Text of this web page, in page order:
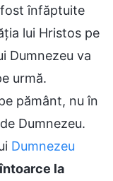
înfăptuite
lui Hristos pe
Dumnezeu va
urmă.
pământ, nu în
Dumnezeu.
Dumnezeu
la